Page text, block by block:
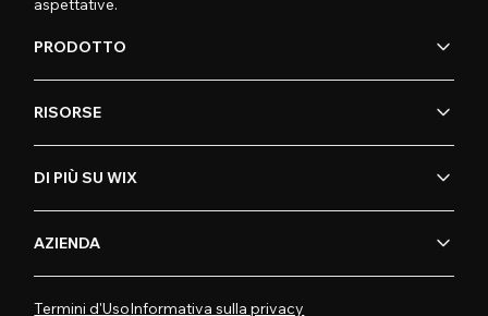
PRODOTTO
RISORSE
DI PIÙ SU WIX
AZIENDA
Termini d'UsoInformativa sulla privacy